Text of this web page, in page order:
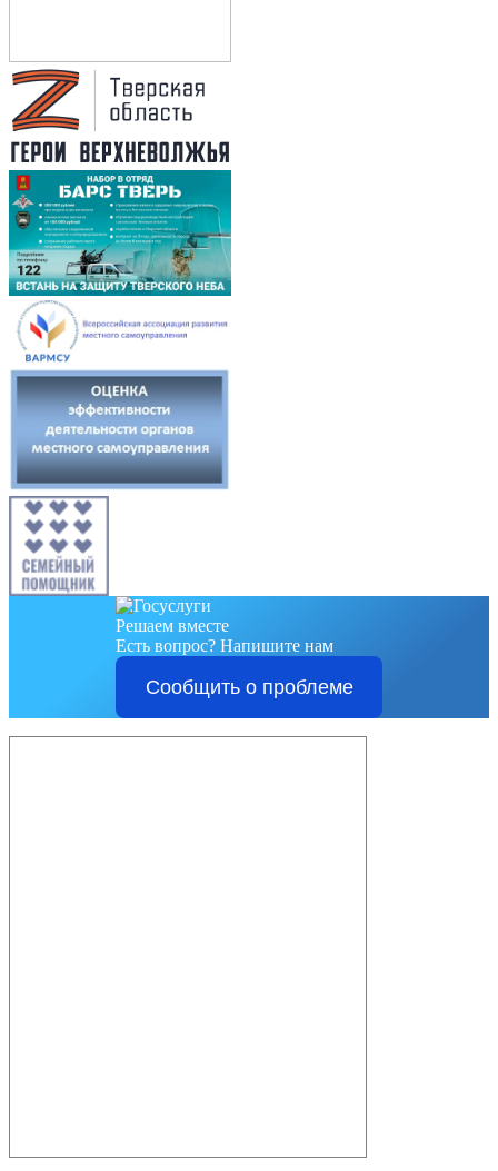
Решаем вместе
Есть вопрос? Напишите нам
Сообщить о проблеме